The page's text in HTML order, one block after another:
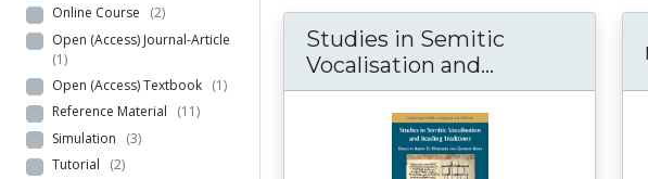
Online Course (2)
Open (Access) Journal-Article
(1)
Open (Access) Textbook (1)
Reference Material (11)
Simulation (3)
Tutorial (2)
Studies in Semitic
Vocalisation and... Studies in